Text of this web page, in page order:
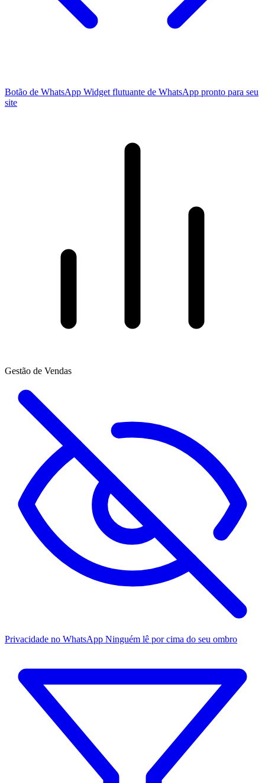
Botão de WhatsApp Widget flutuante de WhatsApp pronto para seu
site
Gestão de Vendas
Privacidade no WhatsApp Ninguém lê por cima do seu ombro